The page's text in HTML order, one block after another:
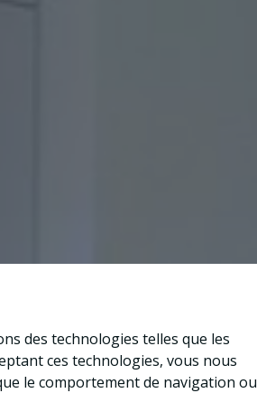
des technologies telles que les
ces technologies, vous nous
le comportement de navigation ou